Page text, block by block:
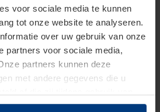
voor sociale media te kunnen
tot onze website te analyseren.
over uw gebruik van onze
partners voor sociale media,
partners kunnen deze
met andere gegevens die u